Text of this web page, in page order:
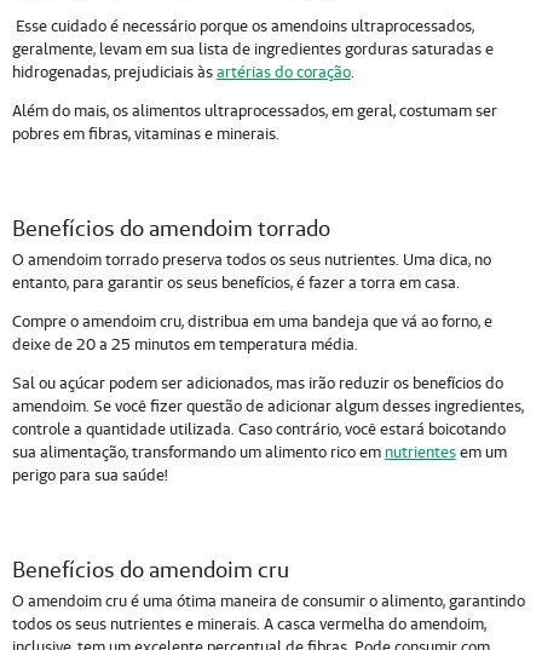
Esse cuidado é necessário porque os amendoins ultraprocessados,
geralmente, levam em sua lista de ingredientes gorduras saturadas e
hidrogenadas, prejudiciais àsartérias do coração.
Além do mais, os alimentos ultraprocessados, em geral, costumam ser
pobres em fibras, vitaminas e minerais.
Benefícios do amendoim torrado
O amendoim torrado preserva todos os seus nutrientes. Uma dica, no
entanto, para garantir os seus benefícios, é fazer a torra em casa.
Compre o amendoim cru, distribua em uma bandeja que vá ao forno, e
deixe de 20 a 25 minutos em temperatura média.
Sal ou açúcar podem ser adicionados, mas irão reduzir os benefícios do
amendoim. Se você fizer questão de adicionar algum desses ingredientes,
controle a quantidade utilizada. Caso contrário, você estará boicotando
sua alimentação, transformando um alimento rico em nutrientesem um
perigo para sua saúde!
Benefícios do amendoim cru
O amendoim cru é uma ótima maneira de consumir o alimento, garantindo
todos os seus nutrientes e minerais. A casca vermelha do amendoim,